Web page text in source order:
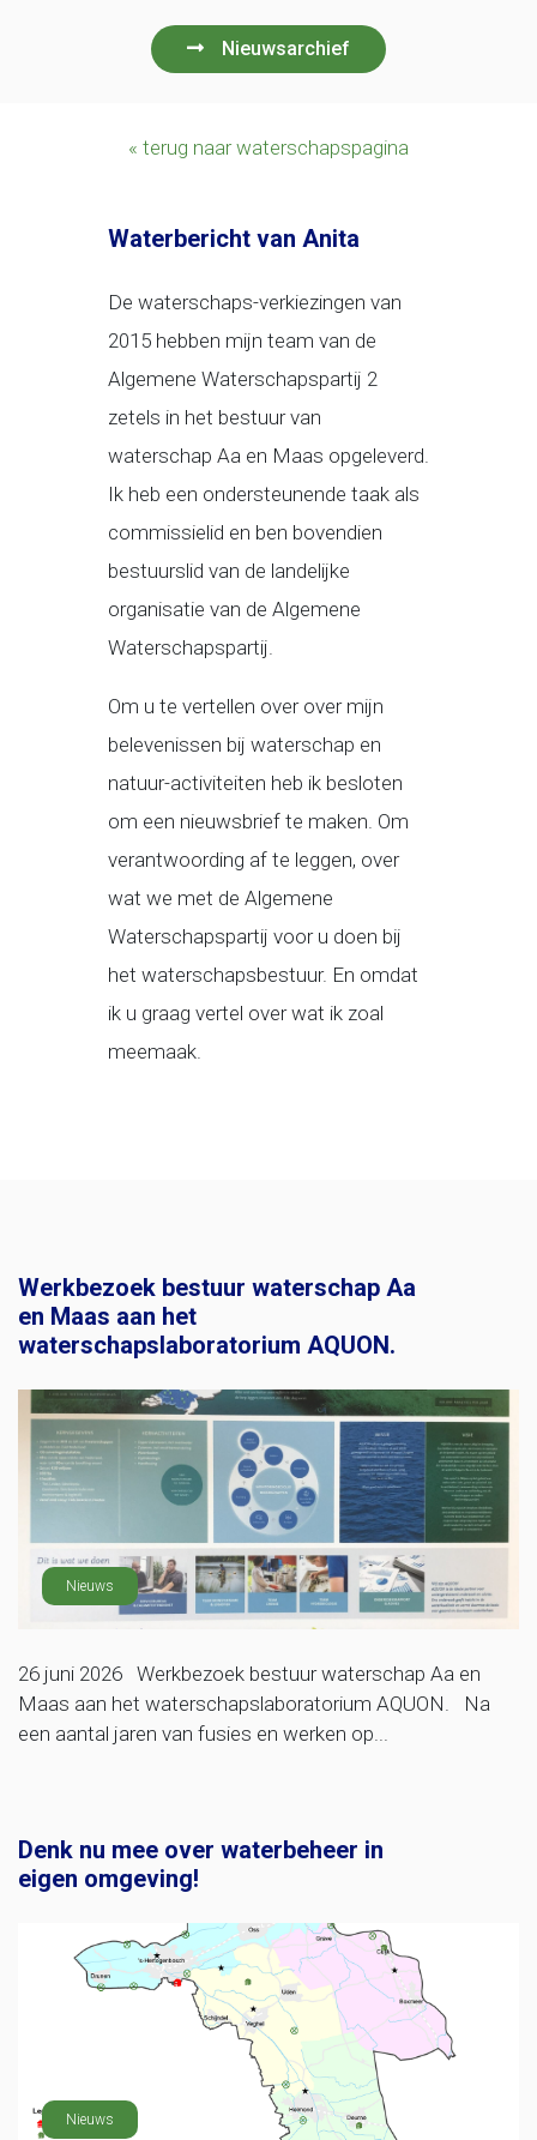
Nieuwsarchief
« terug naar waterschapspagina
Waterbericht van Anita
De waterschaps-verkiezingen van
2015 hebben mijn team van de
Algemene Waterschapspartij 2
zetels in het bestuur van
waterschap Aa en Maas opgeleverd.
Ik heb een ondersteunende taak als
commissielid en ben bovendien
bestuurslid van de landelijke
organisatie van de Algemene
Waterschapspartij.
Om u te vertellen over over mijn
belevenissen bij waterschap en
natuur-activiteiten heb ik besloten
om een nieuwsbrief te maken. Om
verantwoording af te leggen, over
wat we met de Algemene
Waterschapspartij voor u doen bij
het waterschapsbestuur. En omdat
ik u graag vertel over wat ik zoal
meemaak.
Werkbezoek bestuur waterschap Aa
en Maas aan het
waterschapslaboratorium AQUON.
Nieuws
26 juni 2026 Werkbezoek bestuur waterschap Aa en
Maas aan het waterschapslaboratorium AQUON. Na
een aantal jaren van fusies en werken op...
Denk nu mee over waterbeheer in
eigen omgeving!
Nieuws